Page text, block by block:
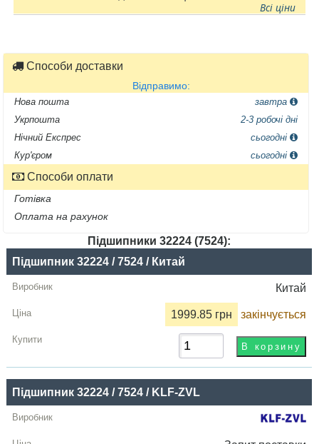
Всі ціни
Способи доставки
Відправимо:
Нова пошта
завтра
Укрпошта
2-3 робочі дні
Нічний Експрес
сьогодні
Кур'єром
сьогодні
Способи оплати
Готівка
Оплата на рахунок
Підшипники 32224 (7524):
Назва
Виробник
Радіальний
грн
Купити
Підшипник 32224 / 7524 / Китай
Китай
1999.85 грн закінчується
Підшипник 32224 / 7524 / KLF-ZVL